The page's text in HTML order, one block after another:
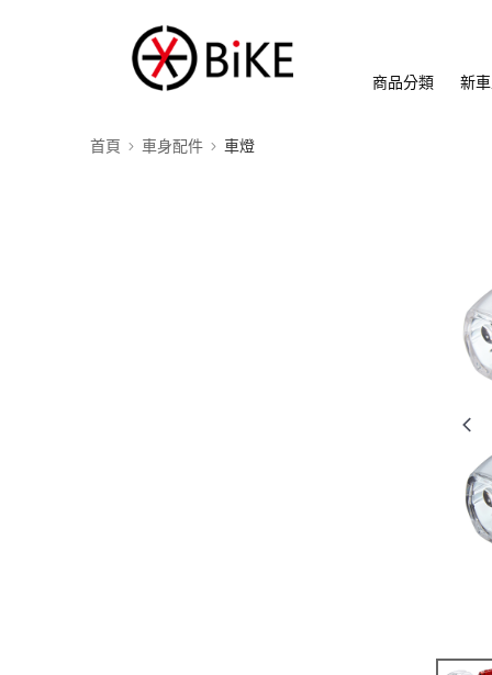
商品分類 新
首頁 車身配件 車燈